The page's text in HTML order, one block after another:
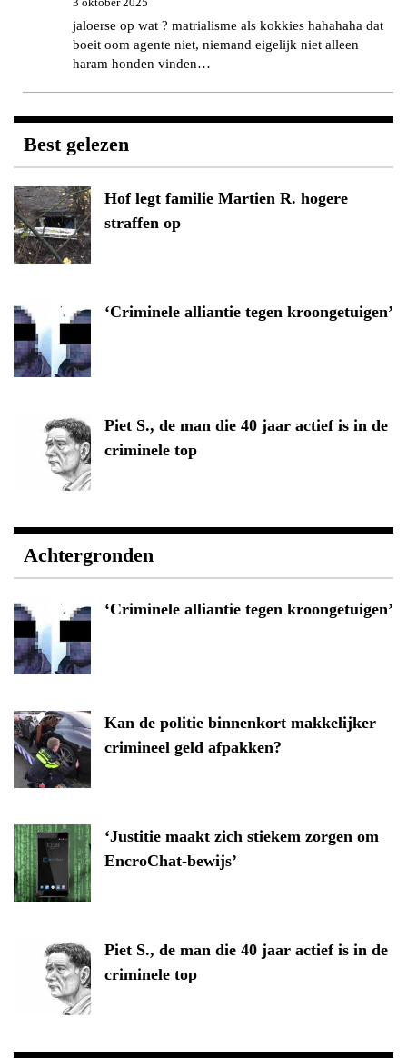
3 oktober 2025
jaloerse op wat ? matrialisme als kokkies hahahaha dat
boeit oom agente niet, niemand eigelijk niet alleen
haram honden vinden…
Best gelezen
Hof legt familie Martien R. hogere
straffen op
‘Criminele alliantie tegen kroongetuigen’
Piet S., de man die 40 jaar actief is in de
criminele top
Achtergronden
‘Criminele alliantie tegen kroongetuigen’
Kan de politie binnenkort makkelijker
crimineel geld afpakken?
‘Justitie maakt zich stiekem zorgen om
EncroChat-bewijs’
Piet S., de man die 40 jaar actief is in de
criminele top